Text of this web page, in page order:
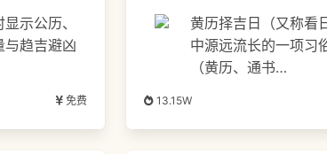
示公历、
与趋吉避凶
免费
黄历择吉日（又称看
中源远流长的一项习
（黄历、通书…
13.15W